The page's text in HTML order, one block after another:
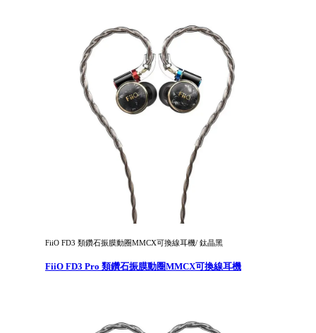
FiiO FD3 類鑽石振膜動圈MMCX可換線耳機/ 鈦晶黑
FiiO FD3 Pro 類鑽石振膜動圈MMCX可換線耳機